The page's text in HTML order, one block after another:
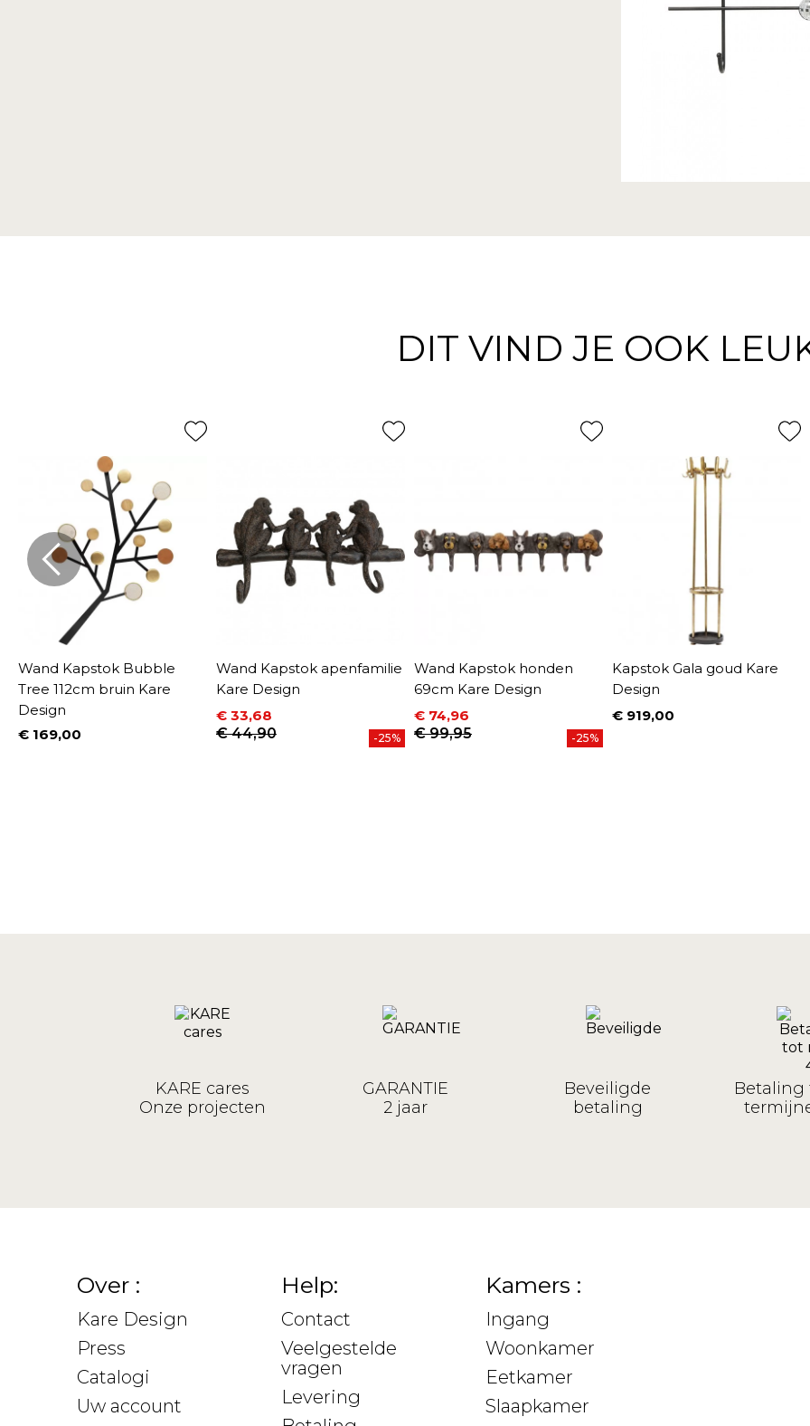
DIT VIND JE OOK
Wand Kapstok Bubble
Tree 112cm bruin Kare
Design
Prijs
€ 169,00
Wand Kapstok apenfamilie
Kare Design
Prijs
€ 33,68
Normale prijs
€ 44,90 -25%
Wand Kapstok honden
69cm Kare Design
Prijs
€ 74,96
Normale prijs
€ 99,95 -25%
Kapstok Gala goud Kare
Design
Prijs
€ 919,00
KARE cares
Onze projecten
GARANTIE
2 jaar
Beveiligde
betaling
Betaling
Over :
Kare Design
Press
Catalogi
Uw account
Help:
Contact
Veelgestelde
vragen
Levering
Kamers :
Ingang
Woonkamer
Eetkamer
Slaapkamer